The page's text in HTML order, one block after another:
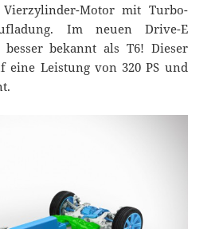
Motor mit Turbo-
Im neuen Drive-E
bekannt als T6! Dieser
eine Leistung von 320 PS und